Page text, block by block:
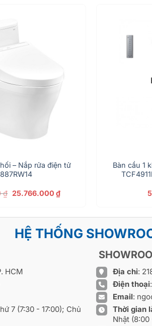
– Nắp rửa điện tử
₫ Giá
25.766.000 ₫Giá
hiện
Bàn cầu 1
HỆ THỐNG
HCM
7 (7:30 - 17:00); Chủ
Địa chỉ:
Điện thoại:
Email:
Thời gian
Nhật (8:00